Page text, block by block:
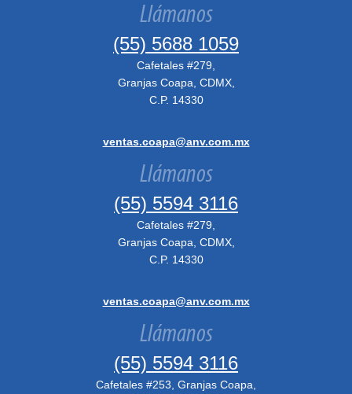
Llámanos
(55) 5688 1059
Cafetales #279,
Granjas Coapa, CDMX,
C.P. 14330
ventas.coapa@anv.com.mx
Llámanos
(55) 5594 3116
Cafetales #279,
Granjas Coapa, CDMX,
C.P. 14330
ventas.coapa@anv.com.mx
Llámanos
(55) 5594 3116
Cafetales #253, Granjas Coapa,